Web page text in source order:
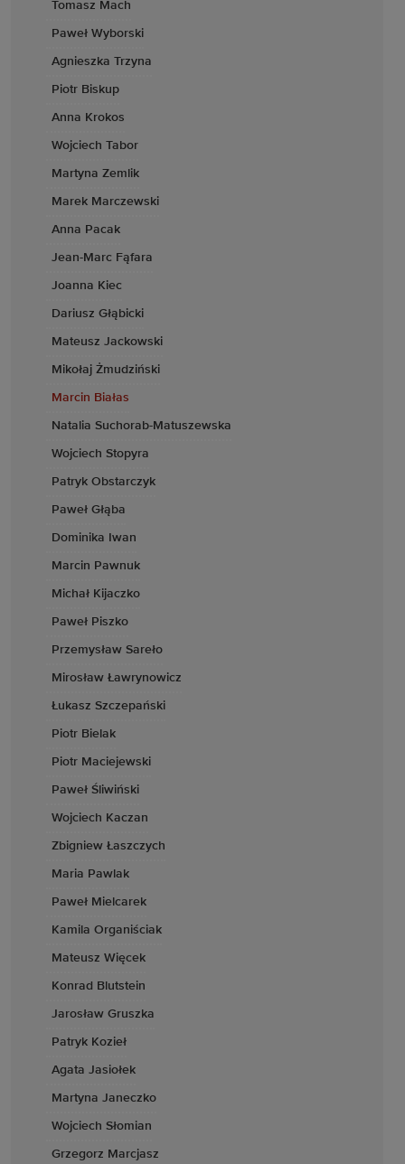
Tomasz Mach
Paweł Wyborski
Agnieszka Trzyna
Piotr Biskup
Anna Krokos
Wojciech Tabor
Martyna Zemlik
Marek Marczewski
Anna Pacak
Jean-Marc Fąfara
Joanna Kiec
Dariusz Głąbicki
Mateusz Jackowski
Mikołaj Żmudziński
Marcin Białas
Natalia Suchorab-Matuszewska
Wojciech Stopyra
Patryk Obstarczyk
Paweł Głąba
Dominika Iwan
Marcin Pawnuk
Michał Kijaczko
Paweł Piszko
Przemysław Sareło
Mirosław Ławrynowicz
Łukasz Szczepański
Piotr Bielak
Piotr Maciejewski
Paweł Śliwiński
Wojciech Kaczan
Zbigniew Łaszczych
Maria Pawlak
Paweł Mielcarek
Kamila Organiściak
Mateusz Więcek
Konrad Blutstein
Jarosław Gruszka
Patryk Kozieł
Agata Jasiołek
Martyna Janeczko
Wojciech Słomian
Grzegorz Marcjasz